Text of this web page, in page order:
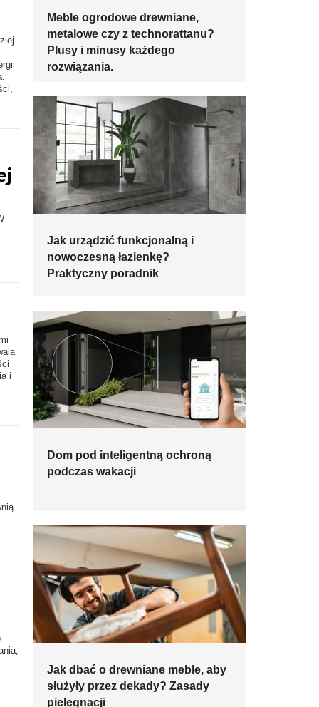
i
Meble ogrodowe drewniane,
metalowe czy z technorattanu?
Plusy i minusy każdego
rozwiązania.
Jak urządzić funkcjonalną i
nowoczesną łazienkę?
Praktyczny poradnik
Dom pod inteligentną ochroną
podczas wakacji
Jak dbać o drewniane meble, aby
służyły przez dekady? Zasady
pielęgnacji